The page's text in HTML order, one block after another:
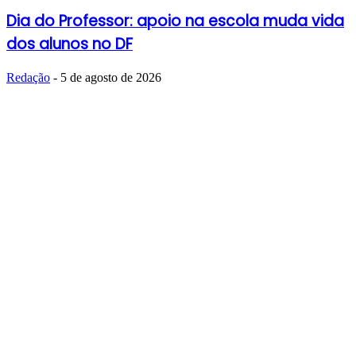
Dia do Professor: apoio na escola muda vida
dos alunos no DF
Redação - 5 de agosto de 2026